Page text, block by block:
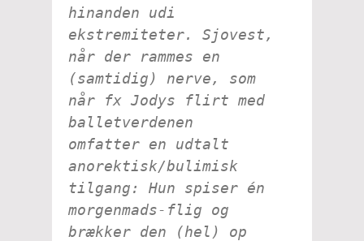
hinanden udi
ekstremiteter. Sjovest,
når der rammes en
(samtidig) nerve, som
når fx Jodys flirt med
balletverdenen
omfatter en udtalt
anorektisk/bulimisk
tilgang: Hun spiser én
morgenmads-flig og
brækker den (hel) op